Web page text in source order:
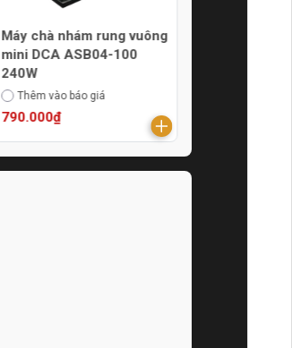
Máy chà nhám rung vuông
mini DCA ASB04-100
240W
Thêm vào báo giá
790.000₫